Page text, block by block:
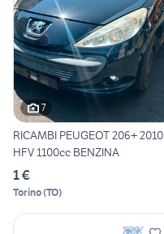
7
RICAMBI PEUGEOT 206+ 2010
HFV 1100cc BENZINA
1 €
Torino(TO)